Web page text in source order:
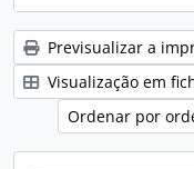
Previsualizar a
Visualização em
Ordenar por